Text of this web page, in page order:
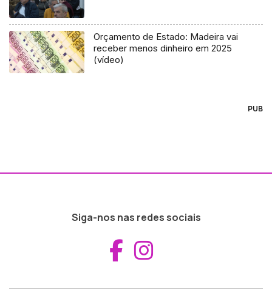
Orçamento de Estado: Madeira vai
receber menos dinheiro em 2025
(vídeo)
PUB
Siga-nos nas redes sociais
Aceder ao